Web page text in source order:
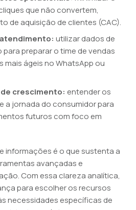
que não convertem,
de aquisição de clientes (CAC).
utilizar dados de
preparar o time de vendas
mais ágeis no WhatsApp ou
crescimento: entender os
a jornada do consumidor para
futuros com foco em
informações é o que sustenta a
avançadas e
Com essa clareza analítica,
para escolher os recursos
necessidades específicas de